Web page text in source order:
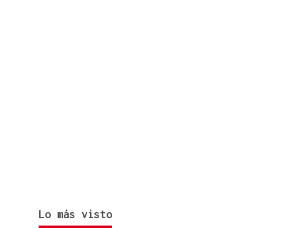
Lo más visto